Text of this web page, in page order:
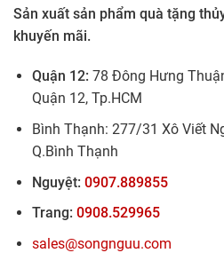
Sản xuất sản phẩm quà tặng
khuyến mãi.
Quận 12: 78 Đông Hưng
Quận 12, Tp.HCM
Bình Thạnh: 277/31 Xô Viết
Q.Bình Thạnh
Nguyệt: 0907.889855
Trang: 0908.529965
sales@songnguu.com